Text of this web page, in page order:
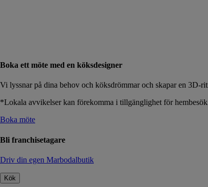
Boka ett möte med en köksdesigner
Vi lyssnar på dina behov och köksdrömmar och skapar en 3D-
*Lokala avvikelser kan förekomma i tillgänglighet för
Boka möte
Bli franchisetagare
Driv din egen Marbodalbutik
Kök